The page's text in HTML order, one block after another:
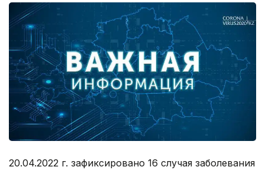
20.04.2022 г. зафиксировано 16 случая заболевания